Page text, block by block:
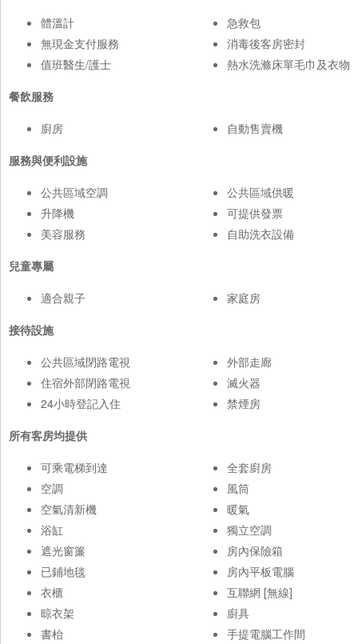
體溫計
無現金支付服務
值班醫生/護士
急救包
消毒後客房密封
熱水洗滌床單毛巾及衣物
餐飲服務
廚房
自動售賣機
服務與便利設施
公共區域空調
升降機
美容服務
公共區域供暖
可提供發票
自助洗衣設備
兒童專屬
適合親子
家庭房
接待設施
公共區域閉路電視
住宿外部閉路電視
24小時登記入住
外部走廊
滅火器
禁煙房
所有客房均提供
可乘電梯到達
空調
空氣清新機
浴缸
遮光窗簾
已鋪地毯
衣櫃
晾衣架
書枱
全套廚房
風筒
暖氣
獨立空調
房內保險箱
房內平板電腦
互聯網 [無線]
廚具
手提電腦工作間